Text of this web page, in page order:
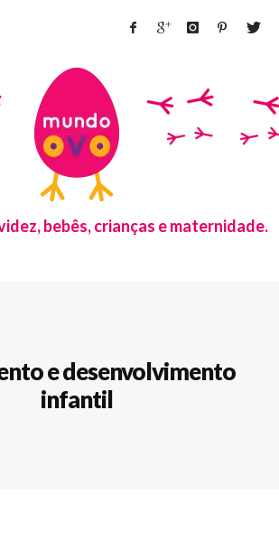
bebês, crianças e maternidade.
e desenvolvimento
infantil